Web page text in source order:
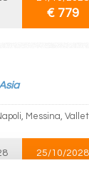
€ 779
Messina,
25/10/2028